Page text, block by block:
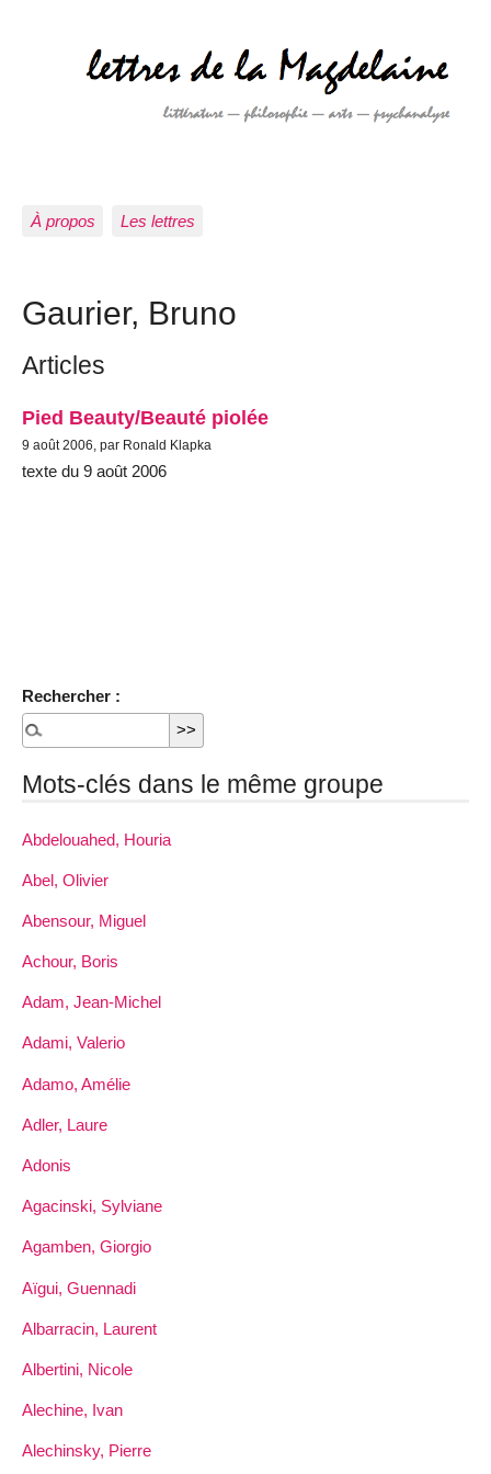
À propos Les lettres
Gaurier, Bruno
Articles
Pied Beauty/Beauté piolée
9 août 2006, par Ronald Klapka
texte du 9 août 2006
Rechercher :
Mots-clés dans le même groupe
Abdelouahed, Houria
Abel, Olivier
Abensour, Miguel
Achour, Boris
Adam, Jean-Michel
Adami, Valerio
Adamo, Amélie
Adler, Laure
Adonis
Agacinski, Sylviane
Agamben, Giorgio
Aïgui, Guennadi
Albarracin, Laurent
Albertini, Nicole
Alechine, Ivan
Alechinsky, Pierre